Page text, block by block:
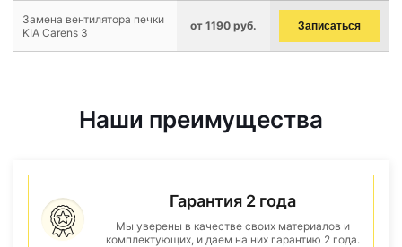
Замена вентилятора печки
KIA Carens 3
от 1190 руб. Записаться
Наши преимущества
Гарантия 2 года
Мы уверены в качестве своих материалов и
комплектующих, и даем на них гарантию 2 года.